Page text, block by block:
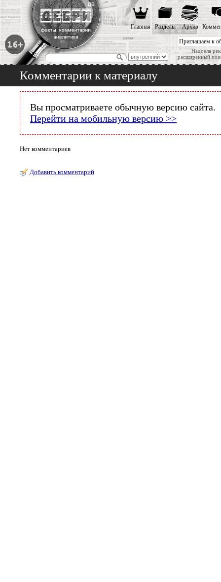
Приглашаем к
Надоела
расширенный
Главная Разделы Архив
Комментарии к материалу
Вы просматриваете обычную версию сайта.
Перейти на мобильную версию >>
Нет комментариев
Добавить комментарий